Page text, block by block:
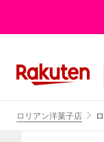
ロリアン洋菓子店